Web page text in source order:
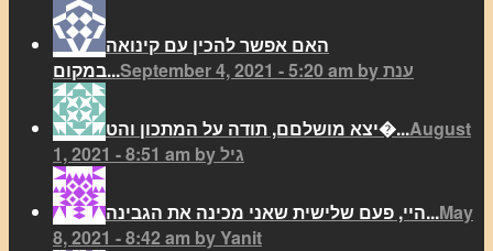
האם אפשר להכין עם קינואה
במקום...
September 4, 2021 - 5:20 am by ענת
יצא מושלםם, תודה על המתכון והט�...August
1, 2021 - 8:51 am by גיל
היי, פעם שלישית שאני מכינה את הגבינה...May
8, 2021 - 8:42 am by Yanit